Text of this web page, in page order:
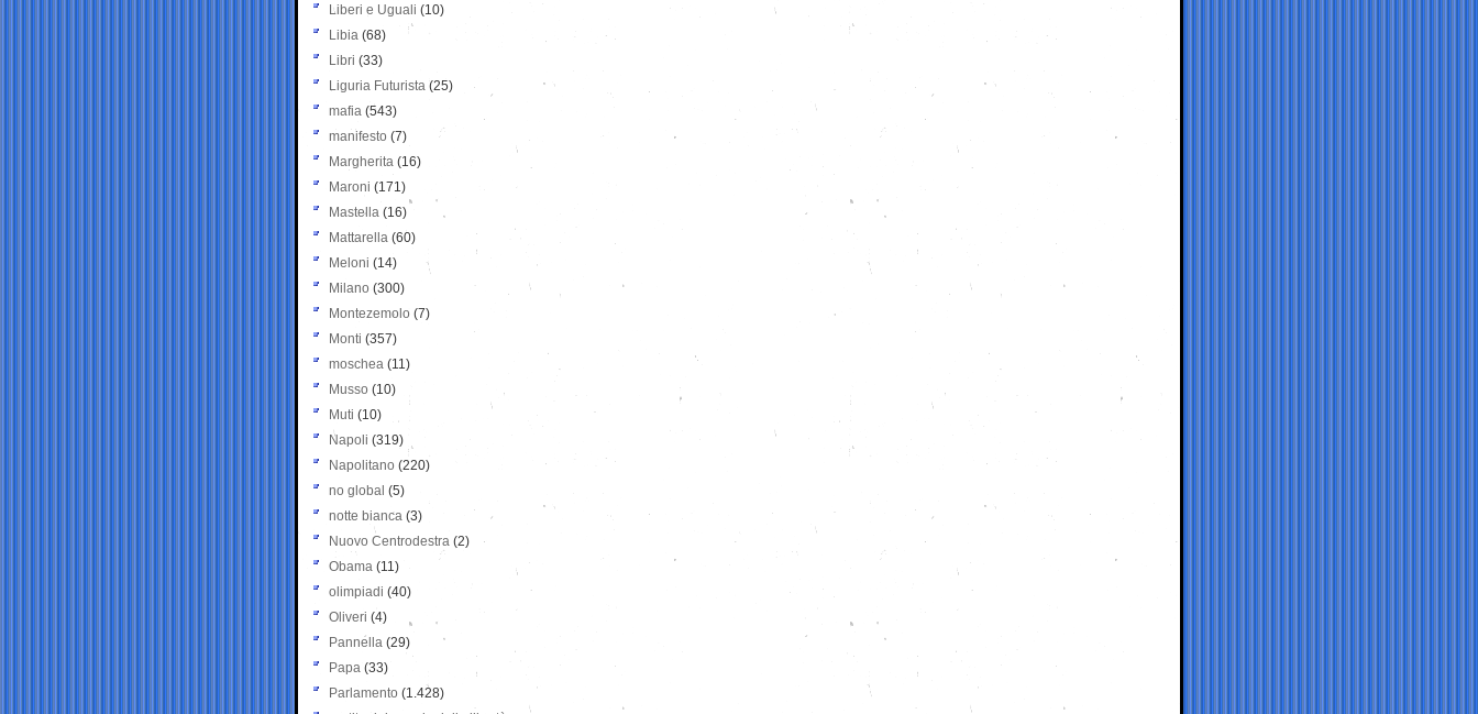
Liberi e Uguali (10)
Libia (68)
Libri (33)
Liguria Futurista (25)
mafia (543)
manifesto (7)
Margherita (16)
Maroni (171)
Mastella (16)
Mattarella (60)
Meloni (14)
Milano (300)
Montezemolo (7)
Monti (357)
moschea (11)
Musso (10)
Muti (10)
Napoli (319)
Napolitano (220)
no global (5)
notte bianca (3)
Nuovo Centrodestra (2)
Obama (11)
olimpiadi (40)
Oliveri (4)
Pannella (29)
Papa (33)
Parlamento (1.428)